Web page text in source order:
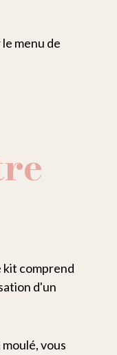
menu de
kit comprend
d'un
vous